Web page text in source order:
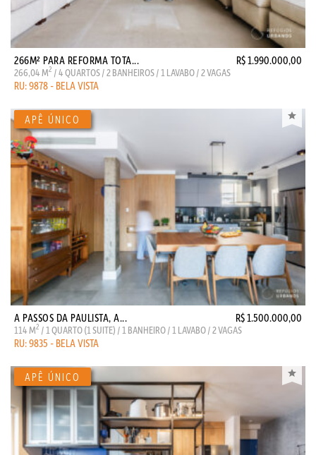
266M² PARA REFORMA TOTA... R$ 1.990.000,00
266,04 M2 / 4 QUARTOS / 2 BANHEIROS / 1 LAVABO / 2 VAGAS
RU: 9878 - BELA VISTA
A PASSOS DA PAULISTA, A... R$ 1.500.000,00
114 M2 / 1 QUARTO (1 SUITE) / 1 BANHEIRO / 1 LAVABO / 2 VAGAS
RU: 9835 - BELA VISTA